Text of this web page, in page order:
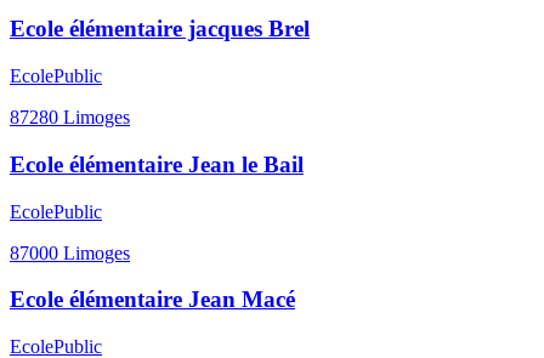
Ecole élémentaire jacques Brel
EcolePublic
87280 Limoges
Ecole élémentaire Jean le Bail
EcolePublic
87000 Limoges
Ecole élémentaire Jean Macé
EcolePublic